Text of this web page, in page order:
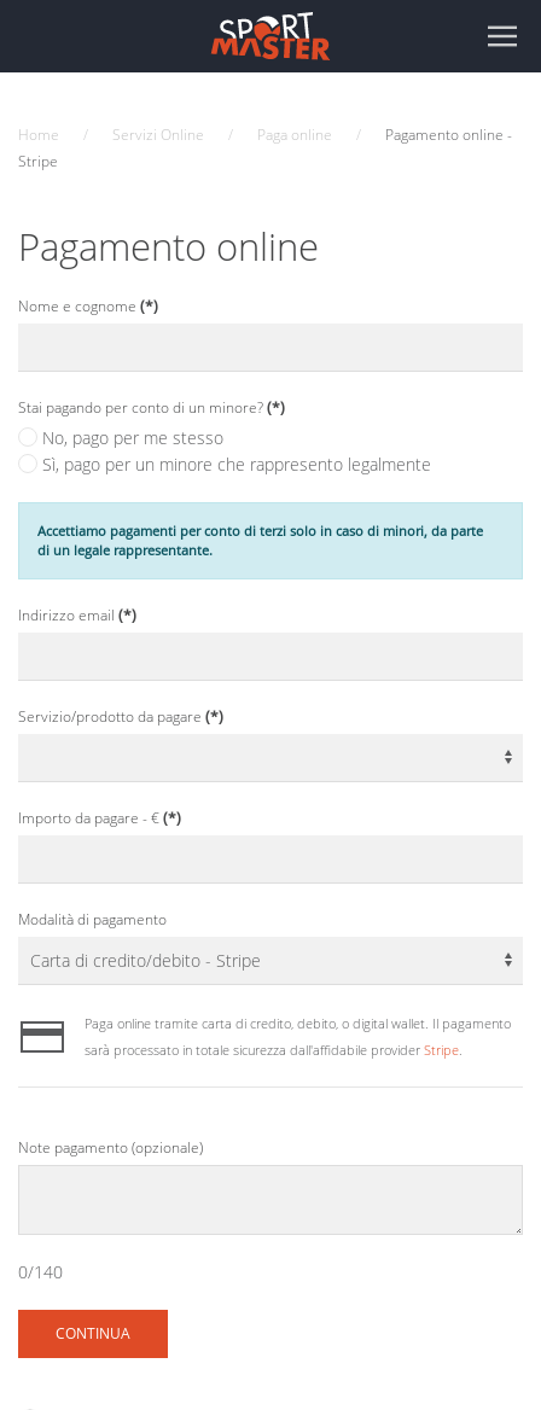
Home Servizi Online Paga online
Pagamento online -
Stripe
Pagamento online
Nome e cognome (*)
Stai pagando per conto di un minore?(*)
No, pago per me stesso
Sì, pago per un minore che rappresento legalmente
Accettiamo pagamenti per conto di terzi solo in caso di minori, da parte
di un legale rappresentante.
Indirizzo email (*)
Servizio/prodotto da pagare (*)
Importo da pagare - €(*)
Modalità di pagamento
Paga online tramite carta di credito, debito, o digital wallet. Il pagamento
sarà processato in totale sicurezza dall'affidabile provider Stripe.
Note pagamento (opzionale)
0/140
CONTINUA